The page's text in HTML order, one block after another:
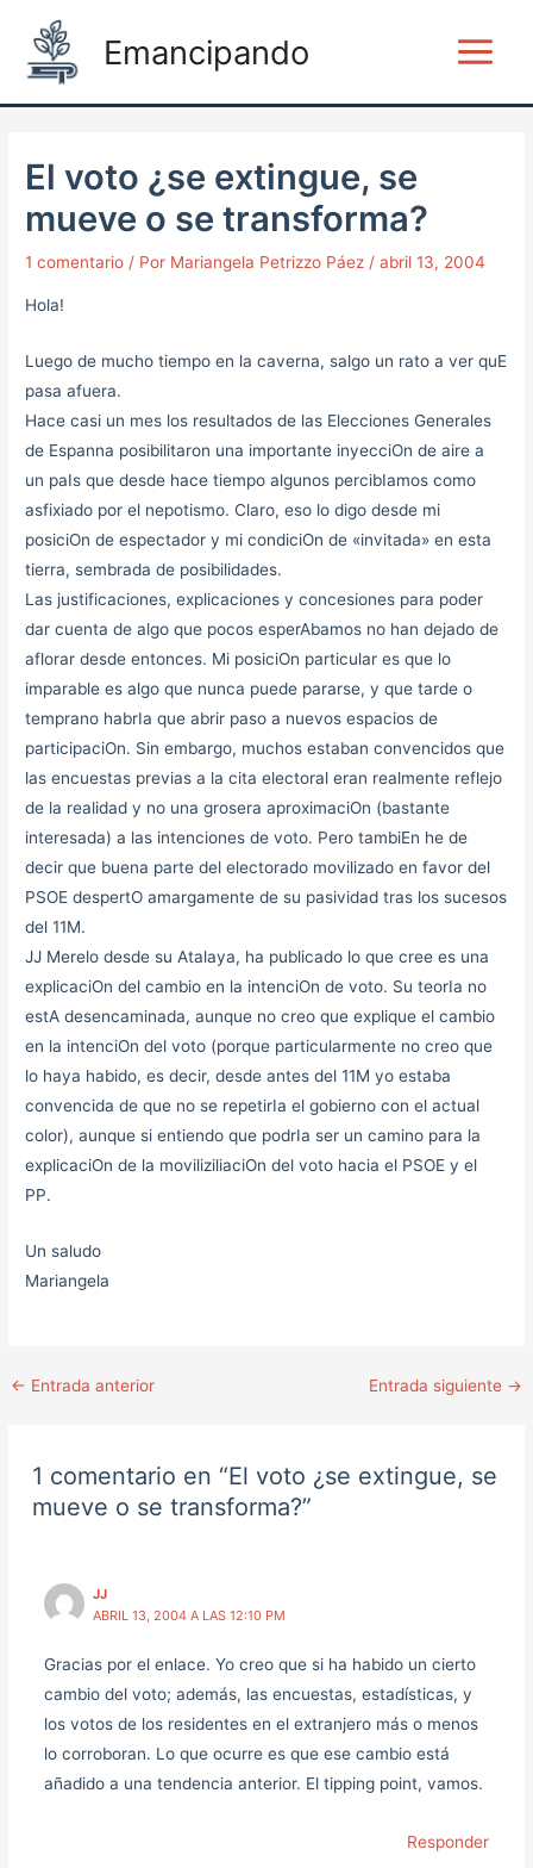
contenido
Emancipando
Menu
El voto ¿se extingue, se
mueve o se transforma?
1 comentario / Por Mariangela Petrizzo Páez/abril 13, 2004
Hola!
Luego de mucho tiempo en la caverna, salgo un rato a ver quE
pasa afuera.
Hace casi un mes los resultados de las Elecciones Generales
de Espanna posibilitaron una importante inyecciOn de aire a
un paIs que desde hace tiempo algunos percibIamos como
asfixiado por el nepotismo. Claro, eso lo digo desde mi
posiciOn de espectador y mi condiciOn de «invitada» en esta
tierra, sembrada de posibilidades.
Las justificaciones, explicaciones y concesiones para poder
dar cuenta de algo que pocos esperAbamos no han dejado de
aflorar desde entonces. Mi posiciOn particular es que lo
imparable es algo que nunca puede pararse, y que tarde o
temprano habrIa que abrir paso a nuevos espacios de
participaciOn. Sin embargo, muchos estaban convencidos que
las encuestas previas a la cita electoral eran realmente reflejo
de la realidad y no una grosera aproximaciOn (bastante
interesada) a las intenciones de voto. Pero tambiEn he de
decir que buena parte del electorado movilizado en favor del
PSOE despertO amargamente de su pasividad tras los sucesos
del 11M.
JJ Merelo desde su Atalaya, ha publicado lo que cree es una
explicaciOn del cambio en la intenciOn de voto. Su teorIa no
estA desencaminada, aunque no creo que explique el cambio
en la intenciOn del voto (porque particularmente no creo que
lo haya habido, es decir, desde antes del 11M yo estaba
convencida de que no se repetirIa el gobierno con el actual
color), aunque si entiendo que podrIa ser un camino para la
explicaciOn de la moviliziliaciOn del voto hacia el PSOE y el
PP.
Un saludo
Mariangela
navigation
← Entrada anterior Entrada siguiente →
1 comentario en “El voto ¿se extingue, se
mueve o se transforma?”
JJ
ABRIL 13, 2004 A LAS 12:10 PM
Gracias por el enlace. Yo creo que si ha habido un cierto
cambio del voto; además, las encuestas, estadísticas, y
los votos de los residentes en el extranjero más o menos
lo corroboran. Lo que ocurre es que ese cambio está
añadido a una tendencia anterior. El tipping point, vamos.
Responder